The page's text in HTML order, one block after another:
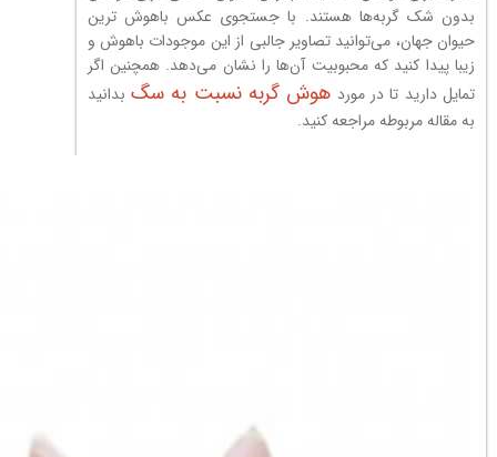
بدون شک گربه‌ها هستند. با جستجوی عکس باهوش ترین
حیوان جهان، می‌توانید تصاویر جالبی از این موجودات باهوش و
زیبا پیدا کنید که محبوبیت آن‌ها را نشان می‌دهد. همچنین اگر
تمایل دارید تا در مورد هوش گربه نسبت به سگبدانید
به مقاله مربوطه مراجعه کنید.